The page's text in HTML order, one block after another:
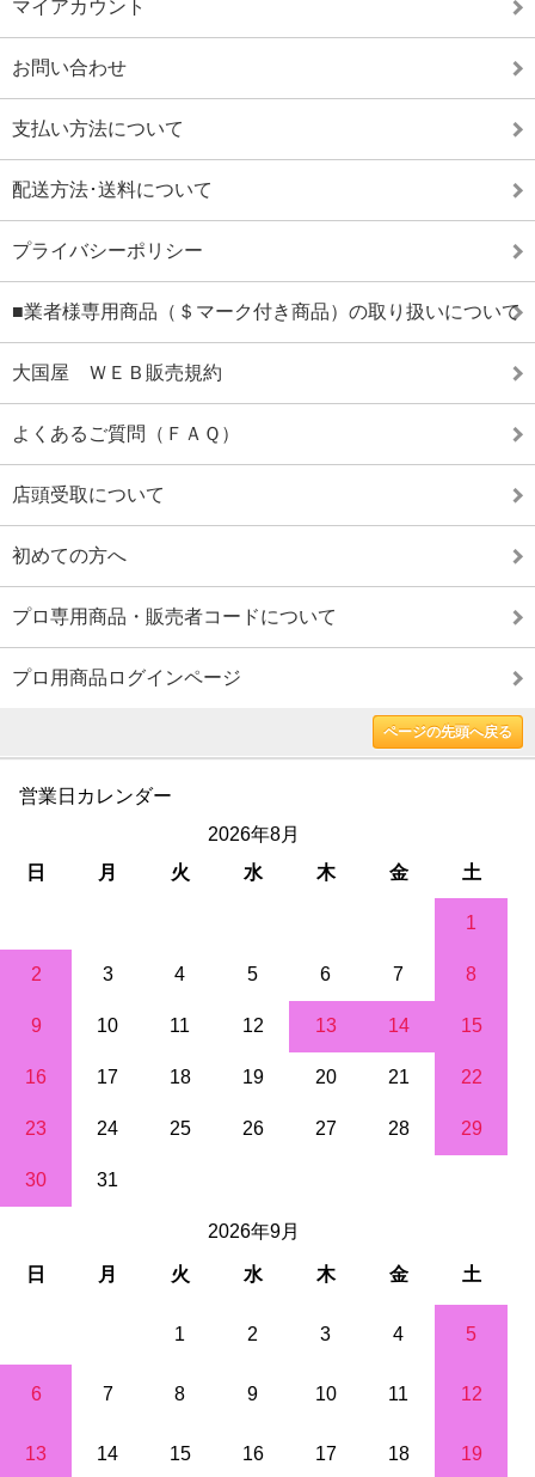
マイアカウント
お問い合わせ
支払い方法について
配送方法･送料について
プライバシーポリシー
■業者様専用商品（＄マーク付き商品）の取り扱いについて
大国屋 ＷＥＢ販売規約
よくあるご質問（ＦＡＱ）
店頭受取について
初めての方へ
プロ専用商品・販売者コードについて
プロ用商品ログインページ
ページの先頭へ戻る
営業日カレンダー
2026年8月
日
月 火 水 木 金 土
1
2 3 4 5 6 7 8
9 10 11 12 13 14 15
16 17 18 19 20 21 22
23 24 25 26 27 28 29
30 31
2026年9月
日 月 火 水 木 金 土
1 2 3 4 5
6 7 8 9 10 11 12
13 14 15 16 17 18 19